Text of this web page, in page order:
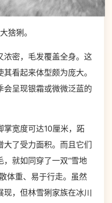
猞猁。
密，毛发覆盖全身。这
看起来体型颇为庞大。
会呈现银霜或微微泛蓝的
宽度可达10厘米，跖
大了受力面积。而且它们
就如同穿了一双“雪地
体重、易于行走。虽然
现，但林雪猁家族在冰川